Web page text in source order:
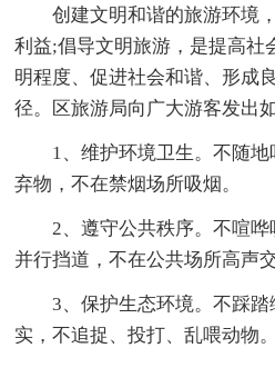
创建文明和谐的旅游环境
利益;倡导文明旅游，是提高社
明程度、促进社会和谐、形成
径。区旅游局向广大游客发出
1、维护环境卫生。不随
弃物，不在禁烟场所吸烟。
2、遵守公共秩序。不喧
并行挡道，不在公共场所高声交
3、保护生态环境。不踩
实，不追捉、投打、乱喂动物。